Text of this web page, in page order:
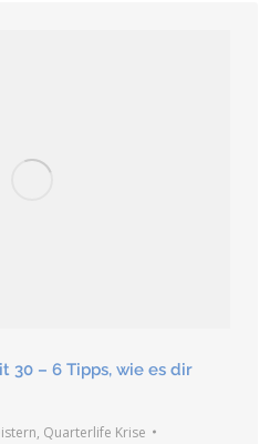
30 – 6 Tipps, wie es dir
, Quarterlife Krise